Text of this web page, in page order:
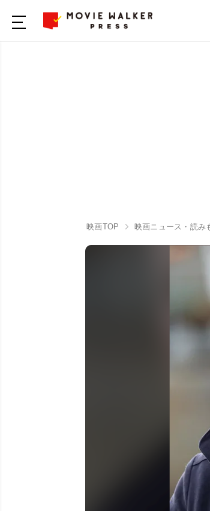
映画TOP 映画ニュース・読み